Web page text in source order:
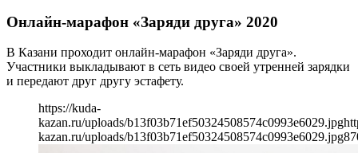
Онлайн-марафон «Заряди друга» 2020
В Казани проходит онлайн-марафон «Заряди друга».
Участники выкладывают в сеть видео своей утренней зарядки
и передают друг другу эстафету.
https://kuda-
kazan.ru/uploads/b13f03b71ef50324508574c0993e6029.jpg
kazan.ru/uploads/b13f03b71ef50324508574c0993e6029.jpg